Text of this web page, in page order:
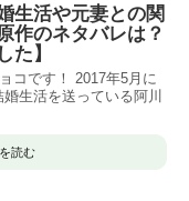
生活や元妻との関
作のネタバレは？
た】
コです！ 2017年5月に
生活を送っている阿川
読む